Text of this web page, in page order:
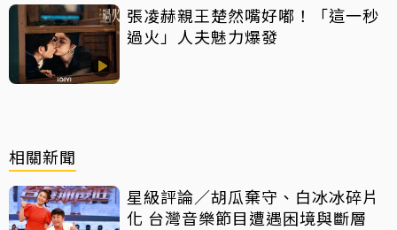
張凌赫親王楚然嘴好嘟！「這一秒
過火」人夫魅力爆發
相關新聞
星級評論／胡瓜棄守、白冰冰碎片
化 台灣音樂節目遭遇困境與斷層